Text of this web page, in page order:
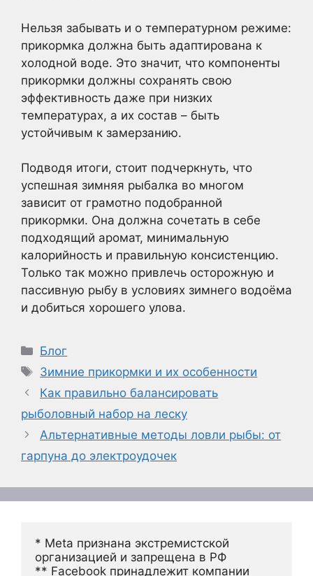
Нельзя забывать и о температурном режиме:
прикормка должна быть адаптирована к
холодной воде. Это значит, что компоненты
прикормки должны сохранять свою
эффективность даже при низких
температурах, а их состав – быть
устойчивым к замерзанию.
Подводя итоги, стоит подчеркнуть, что
успешная зимняя рыбалка во многом
зависит от грамотно подобранной
прикормки. Она должна сочетать в себе
подходящий аромат, минимальную
калорийность и правильную консистенцию.
Только так можно привлечь осторожную и
пассивную рыбу в условиях зимнего водоёма
и добиться хорошего улова.
Рубрики
Блог
Метки
Зимние прикормки и их особенности
Как правильно балансировать
рыболовный набор на леску
Альтернативные методы ловли рыбы: от
гарпуна до электроудочек
* Meta признана экстремистской
организацией и запрещена в РФ
** Facebook принадлежит компании